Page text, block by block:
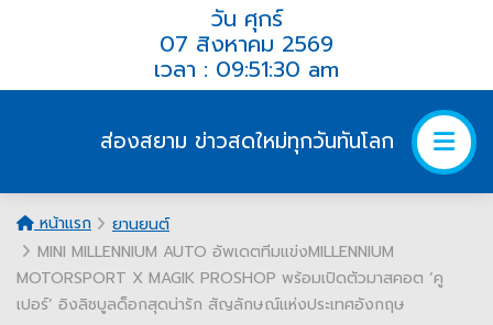
วัน ศุกร์
07 สิงหาคม 2569
เวลา : 09:51:30 am
ส่องสยาม ข่าวสดใหม่ทุกวันทันโลก
หน้าแรก
ยานยนต์
MINI MILLENNIUM AUTO อัพเดตทีมแข่งMILLENNIUM
MOTORSPORT X MAGIK PROSHOP พร้อมเปิดตัวมาสคอต ‘คู
เปอร์’ อิงลิชบูลด็อกสุดน่ารัก สัญลักษณ์แห่งประเทศอังกฤษ